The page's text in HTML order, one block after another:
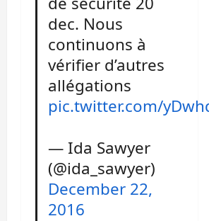
dec. Nous
continuons à
vérifier d’autres
allégations
pic.twitter.com/
— Ida Sawyer
(@ida_sawyer)
December 22,
2016